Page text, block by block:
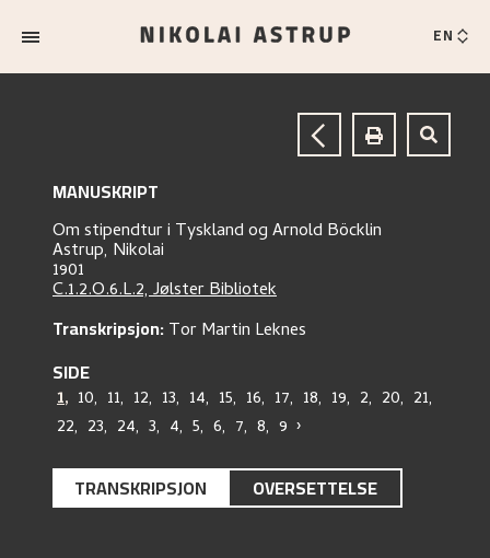
EN
MANUSKRIPT
Om stipendtur i Tyskland og Arnold Böcklin
Astrup, Nikolai
1901
C.1.2.O.6.L.2, Jølster Bibliotek
Transkripsjon:Tor Martin Leknes
SIDE
1, 10, 11, 12, 13, 14, 15, 16, 17, 18, 19, 2, 20, 21,
22, 23, 24, 3, 4, 5, 6, 7, 8, 9 ›
TRANSKRIPSJON OVERSETTELSE